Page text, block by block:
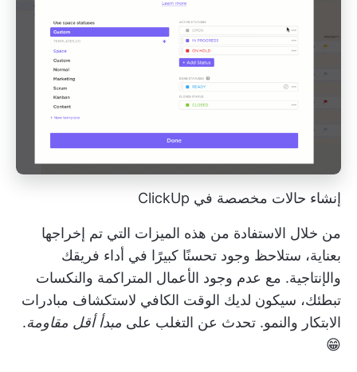
إنشاء حالات مخصصة في ClickUp
من خلال الاستفادة من هذه الميزات التي تم إخراجها
بعناية، ستلاحظ وجود تحسنًا كبيرًا في أداء فريقك
والإنتاجية. مع عدم وجود الأعمال المتراكمة والنكسات
تبطئك، سيكون لديك الوقت الكافي لاستكشاف مبادرات
الابتكار والنمو. تحدث عن التغلب على مبدأ أقل مقاومة.
😁